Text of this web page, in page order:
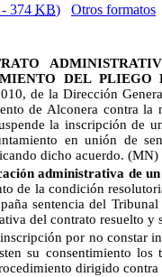
- 374 KB) Otros formatos
DEL PLIEGO
de la Dirección
de Alconera contra
la inscripción de
en unión de
dicho acuerdo. (MN)
administrativa de
de la condición
sentencia del
del contrato resuelto
por no constar
su consentimiento
dirigido contra